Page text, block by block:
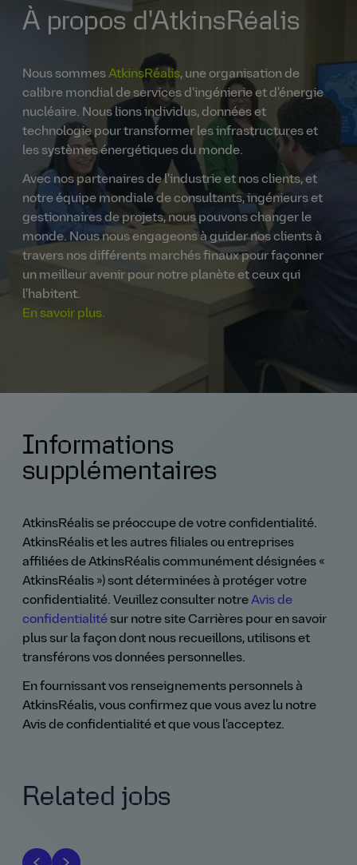
À propos d'AtkinsRéalis
Nous sommesAtkinsRéalis, une organisation de
calibre mondial de services d'ingénierie et d'énergie
nucléaire. Nous lions individus, données et
technologie pour transformer les infrastructures et
les systèmes énergétiques du monde.
Avec nos partenaires de l'industrie et nos clients, et
notre équipe mondiale de consultants, ingénieurs et
gestionnaires de projets, nous pouvons changer le
monde. Nous nous engageons à guider nos clients à
travers nos différents marchés finaux pour façonner
un meilleur avenir pour notre planète et ceux qui
l'habitent.
En savoir plus.
Informations
supplémentaires
AtkinsRéalis se préoccupe de votre confidentialité.
AtkinsRéalis et les autres filiales ou entreprises
affiliées de AtkinsRéalis communément désignées «
AtkinsRéalis ») sont déterminées à protéger votre
confidentialité. Veuillez consulter notreAvis de
confidentialitésur notre site Carrières pour en savoir
plus sur la façon dont nous recueillons, utilisons et
transférons vos données personnelles.
En fournissant vos renseignements personnels à
AtkinsRéalis, vous confirmez que vous avez lu notre
Avis de confidentialité et que vous l'acceptez.
Related jobs